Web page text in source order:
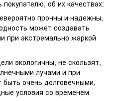
об их качествах:
прочны и надежны,
может создавать
при экстремально жаркой
экологичны, не скользят,
лучами и при
очень долговечными,
условия со временем